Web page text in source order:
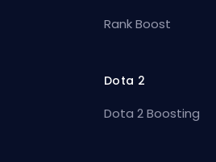
Rank Boost
Dota 2
Dota 2 Boosting